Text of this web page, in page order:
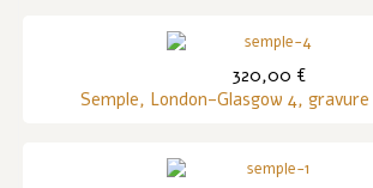
320,00 €
Semple, London-Glasgow 4, gravure